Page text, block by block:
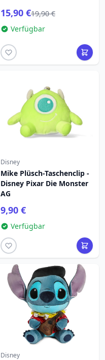
15,90 €19,90 €
Verfügbar
Disney
Mike Plüsch-Taschenclip -
Disney Pixar Die Monster
AG
9,90 €
Verfügbar
Disney